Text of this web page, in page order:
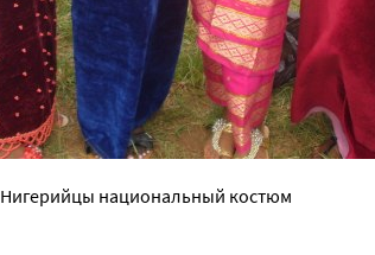
Нигерийцы национальный костюм